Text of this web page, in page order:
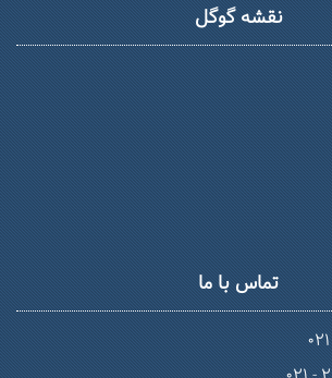
نقشه گوگل
تماس با ما